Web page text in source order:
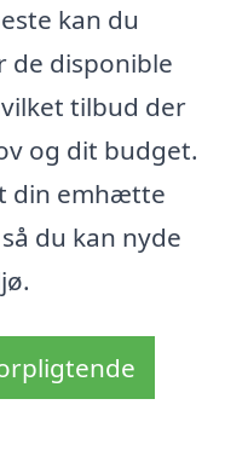
kan du
de disponible
tilbud der
og dit budget.
din emhætte
du kan nyde